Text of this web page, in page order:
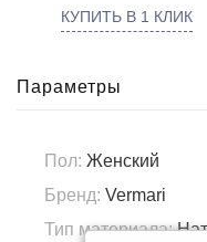
КУПИТЬ В 1 КЛИК
Параметры
Пол: Женский
Бренд: Vermari
Тип материала: